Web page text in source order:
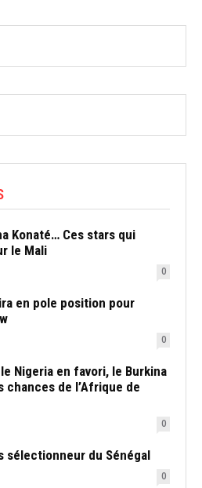
Konaté… Ces stars qui
le Mali
0
en pole position pour
0
Nigeria en favori, le Burkina
chances de l’Afrique de
0
sélectionneur du Sénégal
0